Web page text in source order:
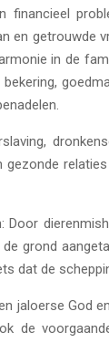
en getrouwde
in de
Door
grond
dat de
jaloerse God
de